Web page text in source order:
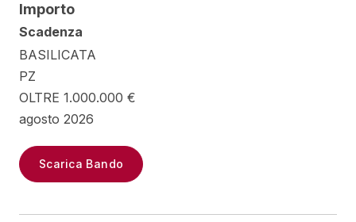
Importo
Scadenza
BASILICATA
PZ
OLTRE 1.000.000 €
agosto 2026
Scarica Bando